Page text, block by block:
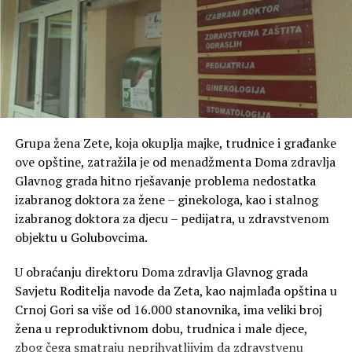
Grupa žena Zete, koja okuplja majke, trudnice i građanke
ove opštine, zatražila je od menadžmenta Doma zdravlja
Glavnog grada hitno rješavanje problema nedostatka
izabranog doktora za žene – ginekologa, kao i stalnog
izabranog doktora za djecu – pedijatra, u zdravstvenom
objektu u Golubovcima.
U obraćanju direktoru Doma zdravlja Glavnog grada
Savjetu Roditelja navode da Zeta, kao najmlađa opština u
Crnoj Gori sa više od 16.000 stanovnika, ima veliki broj
žena u reproduktivnom dobu, trudnica i male djece,
zbog čega smatraju neprihvatljivim da zdravstvenu